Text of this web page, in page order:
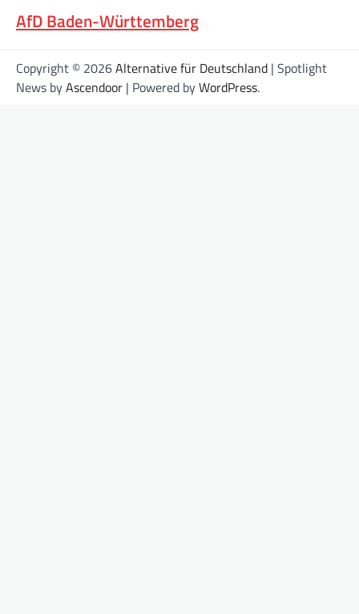
AfD Baden-Württemberg
Copyright © 2026Alternative für Deutschland | Spotlight
News byAscendoor | Powered byWordPress.